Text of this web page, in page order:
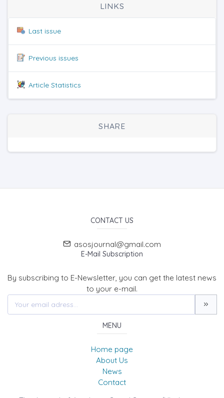
LINKS
Last issue
Previous issues
Article Statistics
SHARE
CONTACT US
asosjournal@gmail.com
E-Mail Subscription
By subscribing to E-Newsletter, you can get the latest news
to your e-mail.
MENU
Home page
About Us
News
Contact